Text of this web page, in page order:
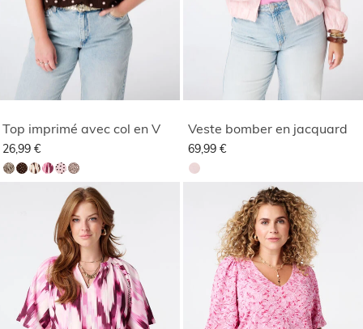
Top imprimé avec col en V
26,99 €
Veste bomber en jacquard
69,99 €